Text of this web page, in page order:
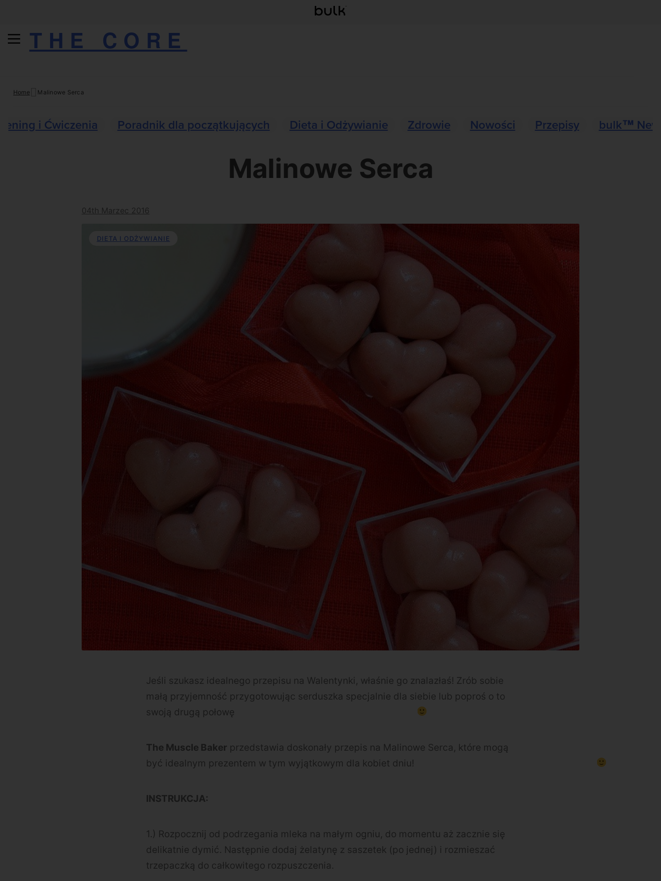
THE CORE
Home Malinowe Serca
i Ćwiczenia Poradnik dla początkujących Dieta i Odżywianie Zdrowie Nowości Przepisy bulk™
Malinowe Serca
04th Marzec 2016
DIETA I ODŻYWIANIE
Jeśli szukasz idealnego przepisu na Walentynki, właśnie go znalazłaś! Zrób sobie
małą przyjemność przygotowując serduszka specjalnie dla siebie lub poproś o to
swoją drugą połowę
The Muscle Baker przedstawia doskonały przepis na Malinowe Serca, które mogą
być idealnym prezentem w tym wyjątkowym dla kobiet dniu!
INSTRUKCJA:
1.) Rozpocznij od podrzegania mleka na małym ogniu, do momentu aż zacznie się
delikatnie dymić. Następnie dodaj żelatynę z saszetek (po jednej) i rozmieszać
trzepaczką do całkowitego rozpuszczenia.